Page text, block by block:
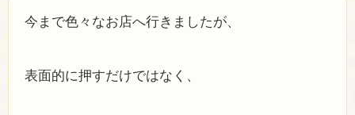
今まで色々なお店へ行きましたが、
表面的に押すだけではなく、